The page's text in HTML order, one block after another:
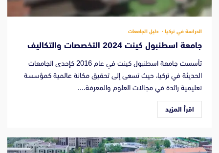
الدراسة في تركيا دليل الجامعات
جامعة اسطنبول كينت 2024 التخصصات والتكاليف
تأسست جامعة اسطنبول كينت في عام 2016 كإحدى الجامعات
الحديثة في تركيا، حيث تسعى إلى تحقيق مكانة عالمية كمؤسسة
تعليمية رائدة في مجالات العلوم والمعرفة....
اقرأ المزيد